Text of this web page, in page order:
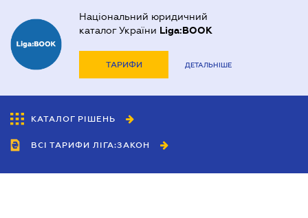
Національний юридичний
каталог України Liga:BOOK
ТАРИФИ ДЕТАЛЬНІШЕ
КАТАЛОГ РІШЕНЬ
ВСІ ТАРИФИ ЛІГА:ЗАКОН